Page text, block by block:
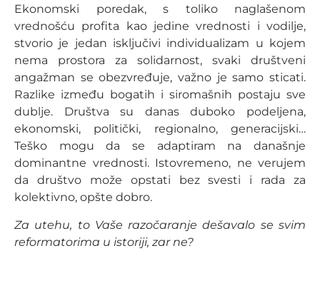
Ekonomski poredak, s toliko naglašenom
vrednošću profita kao jedine vrednosti i vodilje,
stvorio je jedan isključivi individualizam u kojem
nema prostora za solidarnost, svaki društveni
angažman se obezvređuje, važno je samo sticati.
Razlike između bogatih i siromašnih postaju sve
dublje. Društva su danas duboko podeljena,
ekonomski, politički, regionalno, generacijski…
Teško mogu da se adaptiram na današnje
dominantne vrednosti. Istovremeno, ne verujem
da društvo može opstati bez svesti i rada za
kolektivno, opšte dobro.
Za utehu, to Vaše razočaranje dešavalo se svim
reformatorima u istoriji, zar ne?